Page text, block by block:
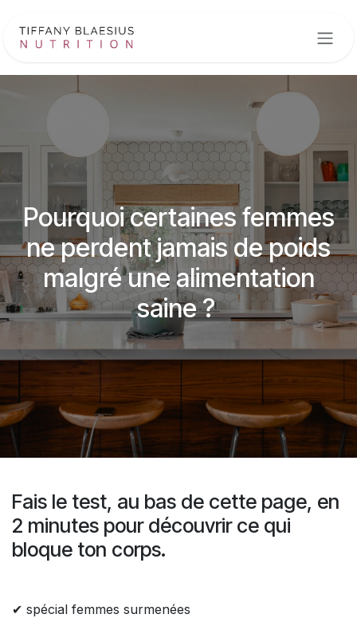
Pourquoi certaines femmes
ne perdent jamais de poids
malgré une alimentation
saine ?
Fais le test, au bas de cette page, en
2 minutes pour découvrir ce qui
bloque ton corps.
✔ spécial femmes surmenées